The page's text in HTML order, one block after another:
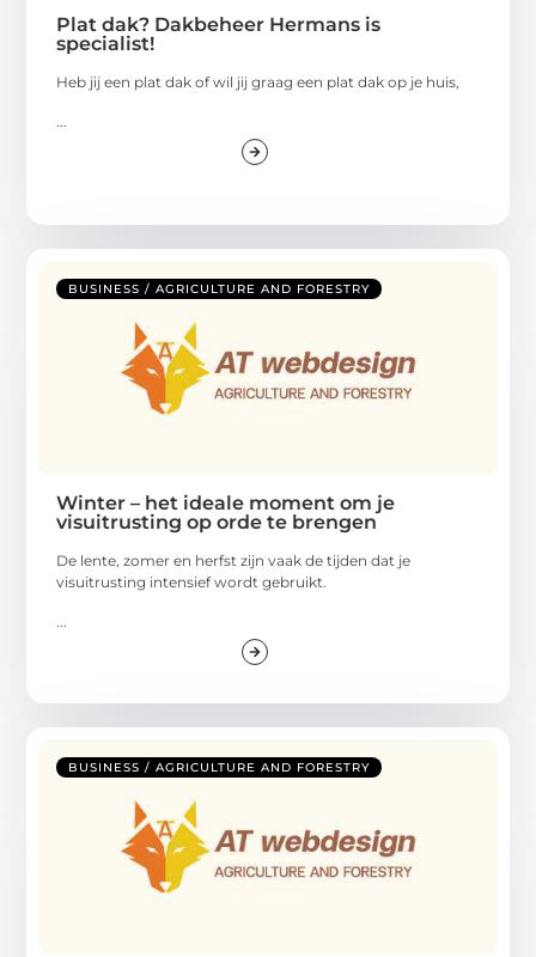
Plat dak? Dakbeheer Hermans is
specialist!
Heb jij een plat dak of wil jij graag een plat dak op je huis,
BUSINESS / AGRICULTURE AND FORESTRY
Winter – het ideale moment om je
visuitrusting op orde te brengen
De lente, zomer en herfst zijn vaak de tijden dat je
visuitrusting intensief wordt gebruikt.
BUSINESS / AGRICULTURE AND FORESTRY